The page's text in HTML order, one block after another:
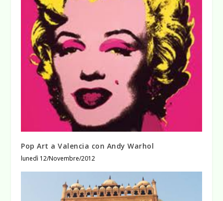
Pop Art a Valencia con Andy Warhol
lunedì 12/Novembre/2012